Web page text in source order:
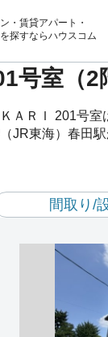
・賃貸アパート・
探すならハウスコム
号室（2
ＡＲＩ 201号
JR東海）春田
間取り/